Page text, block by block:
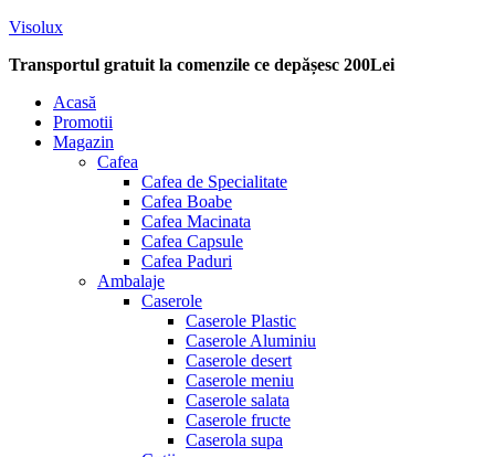
Visolux
Transportul gratuit la comenzile ce depășesc 200Lei
Menu
Acasă
Promotii
Magazin
Cafea
Cafea de Specialitate
Cafea Boabe
Cafea Macinata
Cafea Capsule
Cafea Paduri
Ambalaje
Caserole
Caserole Plastic
Caserole Aluminiu
Caserole desert
Caserole meniu
Caserole salata
Caserole fructe
Caserola supa